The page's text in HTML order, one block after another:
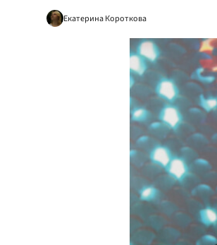
Екатерина Короткова